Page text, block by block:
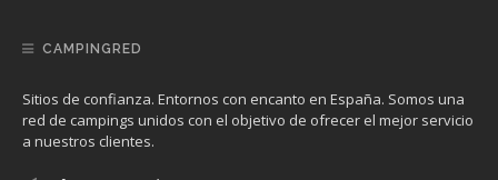
CAMPINGRED
Sitios de confianza. Entornos con encanto en España. Somos una
red de campings unidos con el objetivo de ofrecer el mejor servicio
a nuestros clientes.